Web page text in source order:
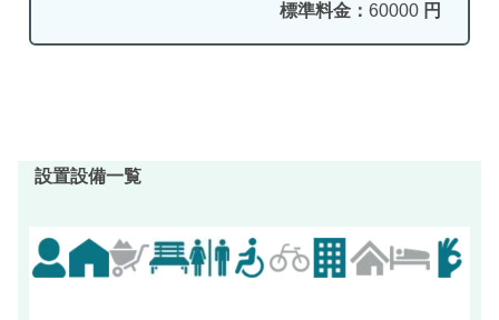
標準料金： 60000 円
設置設備一覧